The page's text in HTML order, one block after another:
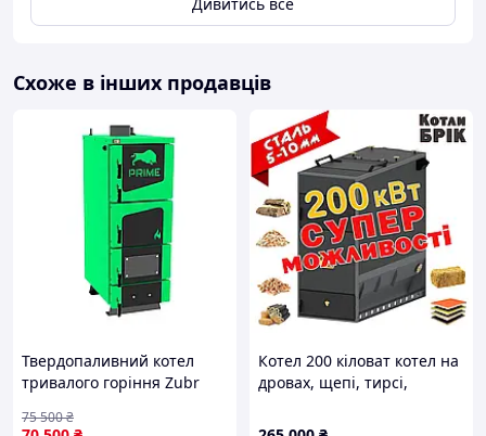
Схоже в інших продавців
Твердопаливний котел
тривалого горіння Zubr
дров'яний котел опалення
75 500₴
Котел 200 кіловат котел на
дровах, щепі, тирсі,
твердопаливний 200 кВт